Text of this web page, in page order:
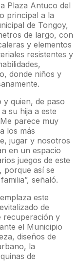
Plaza Antuco del
principal a la
de Tongoy,
de largo, con
y elementos
resistentes y
donde niños y
y quien, de paso
su hija a este
parece muy
los más
jugar y nosotros
en un espacio
juegos de este
porque así se
señaló.
este
de
recuperación y
el Municipio
diseños de
la
de